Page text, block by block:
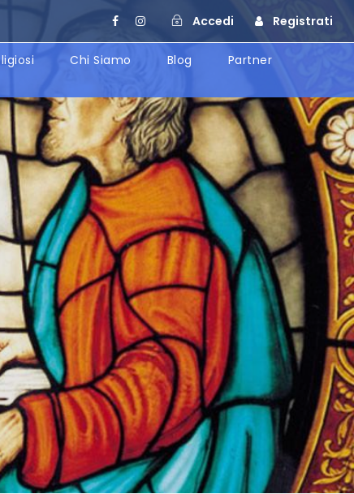
Accedi Registrati
Chi Siamo Blog Partner